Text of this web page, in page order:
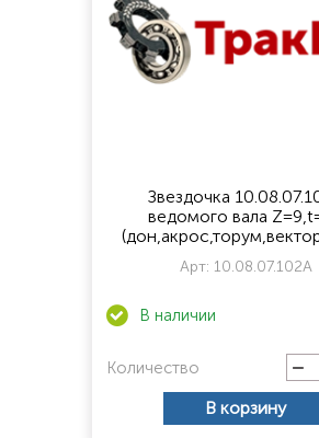
Звездочка
ведомого вала
Арт: 10.08.07.102А
Количество
В корзину